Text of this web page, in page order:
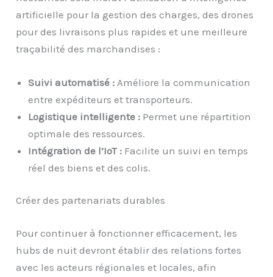
artificielle pour la gestion des charges, des drones
pour des livraisons plus rapides et une meilleure
traçabilité des marchandises :
Suivi automatisé : Améliore la communication
entre expéditeurs et transporteurs.
Logistique intelligente : Permet une répartition
optimale des ressources.
Intégration de l’IoT : Facilite un suivi en temps
réel des biens et des colis.
Créer des partenariats durables
Pour continuer à fonctionner efficacement, les
hubs de nuit devront établir des relations fortes
avec les acteurs régionales et locales, afin